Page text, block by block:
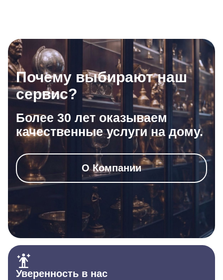
Почему выбирают наш
сервис?
Более 30 лет оказываем
качественные услуги на дому.
О Компании
Уверенность в нас